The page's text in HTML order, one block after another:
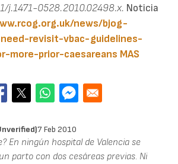
j.1471-0528.2010.02498.x. Noticia
news/bjog-
revisit-vbac-guidelines-
more-prior-caesareans MAS
7 Feb 2010
En ningún hospital de Valencia se
parto con dos cesáreas previas. Ni